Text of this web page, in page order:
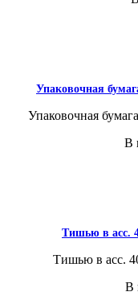
Упаковочная
Упаковочная
В
Тишью в асс.
Тишью в асс.
В